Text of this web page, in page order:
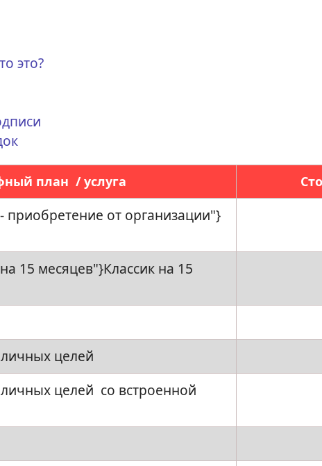
это?
план / услуга
от организации"}
15 месяцев"}Классик на 15
целей
целей со встроенной